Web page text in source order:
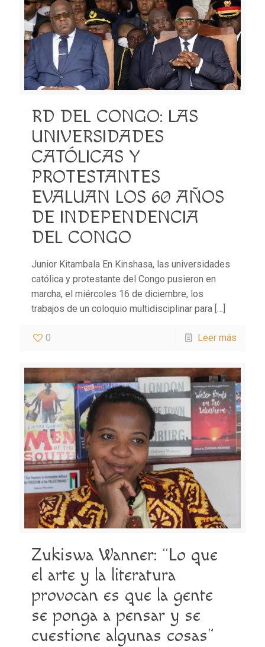
RD DEL CONGO: LAS
UNIVERSIDADES
CATÓLICAS Y
PROTESTANTES
EVALUAN LOS 60 AÑOS
DE INDEPENDENCIA
DEL CONGO
Junior Kitambala En Kinshasa, las universidades
católica y protestante del Congo pusieron en
marcha, el miércoles 16 de diciembre, los
trabajos de un coloquio multidisciplinar para […]
0 Leer más
Zukiswa Wanner: “Lo que
el arte y la literatura
provocan es que la gente
se ponga a pensar y se
cuestione algunas cosas”